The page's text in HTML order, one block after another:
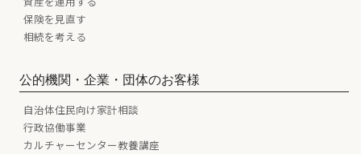
保険を見直す
相続を考える
公的機関・企業・団体のお客様
自治体住民向け家計相談
行政協働事業
カルチャーセンター教養講座